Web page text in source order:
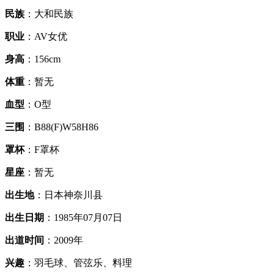
民族 ：大和民族
职业 ：AV女优
身高 ：156cm
体重 ：暂无
血型 ：O型
三围 ：B88(F)W58H86
罩杯：F罩杯
星座 ：暂无
出生地：日本神奈川县
出生日期 ：1985年07月07日
出道时间 ：2009年
兴趣 ：羽毛球、管弦乐、料理